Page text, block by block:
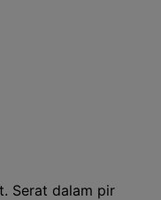
Serat dalam pir